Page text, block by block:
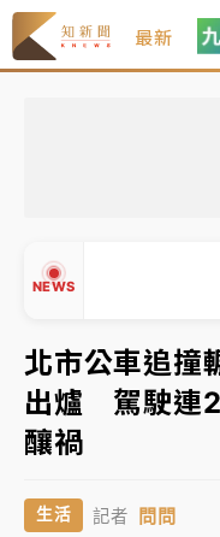
最新
NEWS
中信慈善基金會想增
駁 理由曝光
故宮《龍藏經》特
周六起展出延長至晚
台東農業處長涉圖
押庭
父親節泡湯了！中
雨熱區曝
▼
北市公車追撞
出爐 駕駛連2
釀禍
生活 記者 問問